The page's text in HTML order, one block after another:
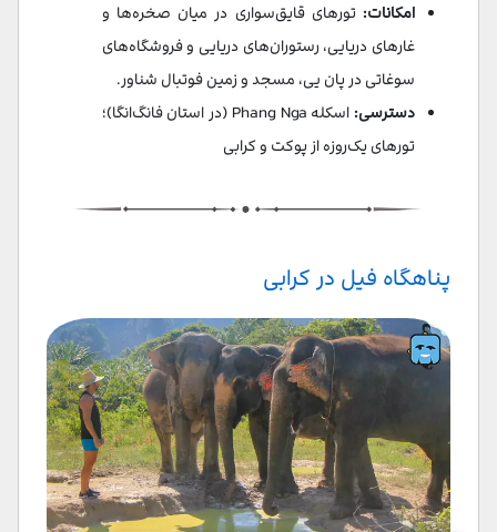
امکانات: تورهای قایق‌سواری در میان صخره‌ها و
غارهای دریایی، رستوران‌های دریایی و فروشگاه‌های
سوغاتی در پان یی، مسجد و زمین فوتبال شناور.
دسترسی:
اسکله Phang Nga (در استان فانگ‌انگا)؛
تورهای یک‌روزه از پوکت و کرابی
پناهگاه فیل‌ در کرابی